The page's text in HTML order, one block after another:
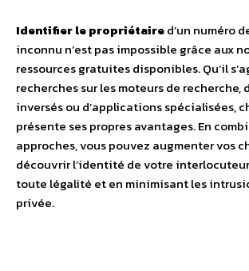
Identifier le propriétaired’un numéro
inconnu n’est pas impossible grâce aux
ressources gratuites disponibles. Qu’il
recherches sur les moteurs de recherche,
inversés ou d’applications spécialisées,
présente ses propres avantages. En
approches, vous pouvez augmenter vos
découvrir l’identité de votre
toute légalité et en minimisant les
privée.